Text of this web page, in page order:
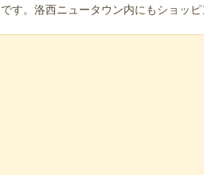
です。洛西ニュータウン内にもショッピ